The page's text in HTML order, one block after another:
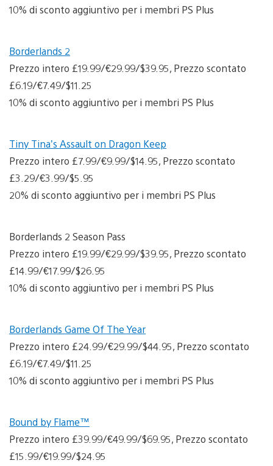
10% di sconto aggiuntivo per i membri PS Plus
Borderlands 2
Prezzo intero £19.99/€29.99/$39.95, Prezzo scontato
£6.19/€7.49/$11.25
10% di sconto aggiuntivo per i membri PS Plus
Tiny Tina’s Assault on Dragon Keep
Prezzo intero £7.99/€9.99/$14.95, Prezzo scontato
£3.29/€3.99/$5.95
20% di sconto aggiuntivo per i membri PS Plus
Borderlands 2 Season Pass
Prezzo intero £19.99/€29.99/$39.95, Prezzo scontato
£14.99/€17.99/$26.95
10% di sconto aggiuntivo per i membri PS Plus
Borderlands Game Of The Year
Prezzo intero £24.99/€29.99/$44.95, Prezzo scontato
£6.19/€7.49/$11.25
10% di sconto aggiuntivo per i membri PS Plus
Bound by Flame™
Prezzo intero £39.99/€49.99/$69.95, Prezzo scontato
£15.99/€19.99/$24.95